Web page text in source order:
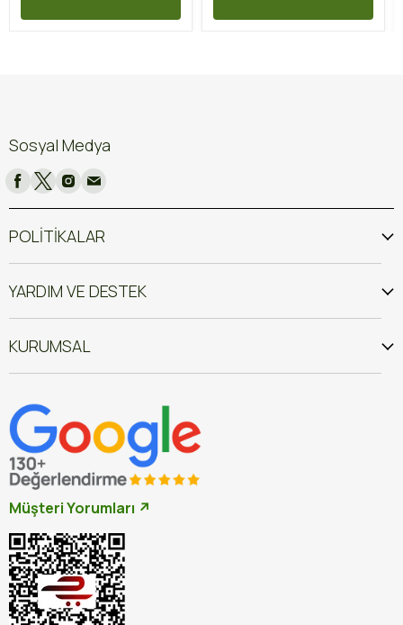
Sosyal Medya
POLİTİKALAR
YARDIM VE DESTEK
KURUMSAL
Müşteri Yorumları ↗